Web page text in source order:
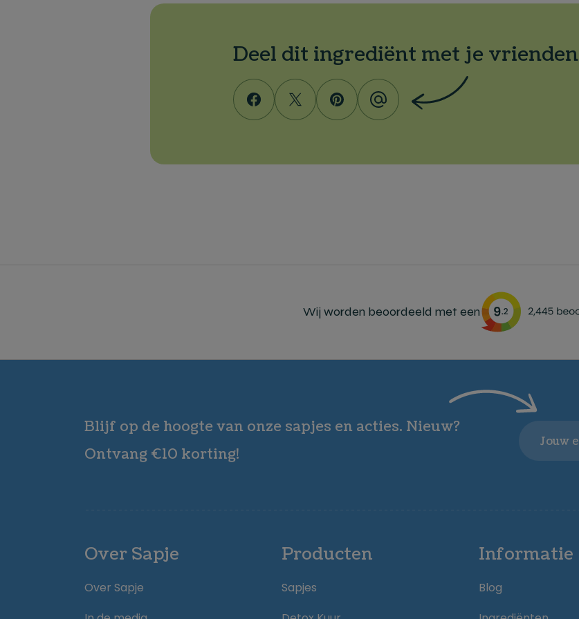
Deel dit ingrediënt met je vrienden
Wij worden beoordeeld met een
Blijf op de hoogte van onze sapjes en acties. Nieuw?
Ontvang €10 korting!
Over Sapje
Over Sapje
Producten
Sapjes
Informatie
Blog